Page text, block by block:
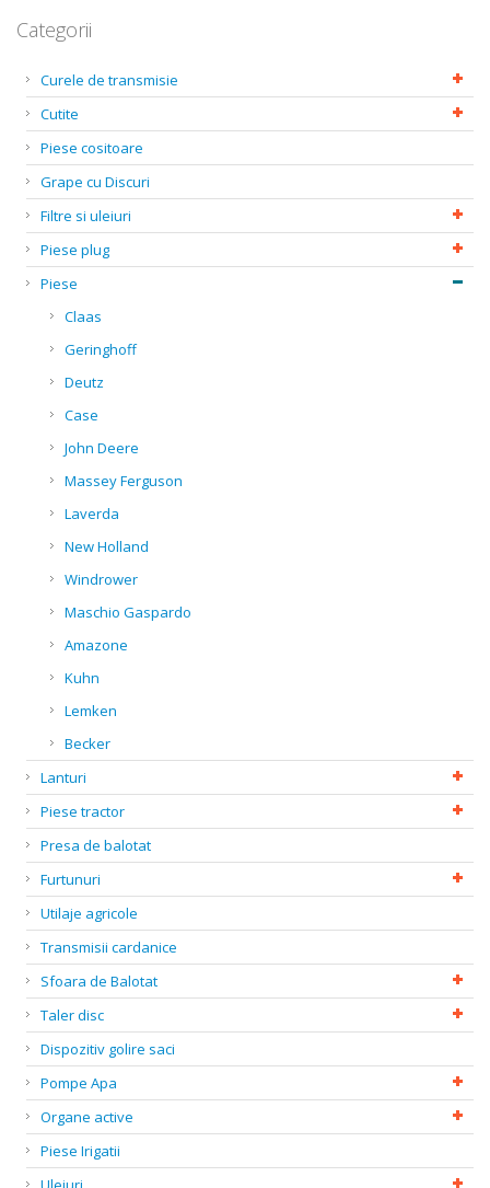
Categorii
Curele de transmisie
Cutite
Piese cositoare
Grape cu Discuri
Filtre si uleiuri
Piese plug
Piese
Claas
Geringhoff
Deutz
Case
John Deere
Massey Ferguson
Laverda
New Holland
Windrower
Maschio Gaspardo
Amazone
Kuhn
Lemken
Becker
Lanturi
Piese tractor
Presa de balotat
Furtunuri
Utilaje agricole
Transmisii cardanice
Sfoara de Balotat
Taler disc
Dispozitiv golire saci
Pompe Apa
Organe active
Piese Irigatii